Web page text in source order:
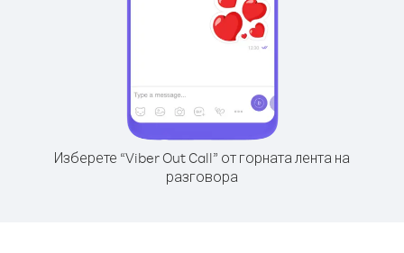
Изберете “Viber Out Call” от горната лента на
разговора